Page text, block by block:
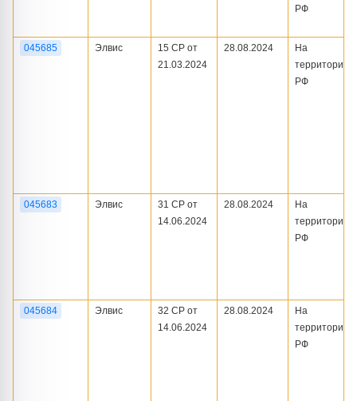
РФ
045685 Элвис
15 СР от
21.03.2024
28.08.2024
На
территории
РФ
045683 Элвис
31 СР от
14.06.2024
28.08.2024
На
территории
РФ
045684 Элвис
32 СР от
14.06.2024
28.08.2024
На
территории
РФ